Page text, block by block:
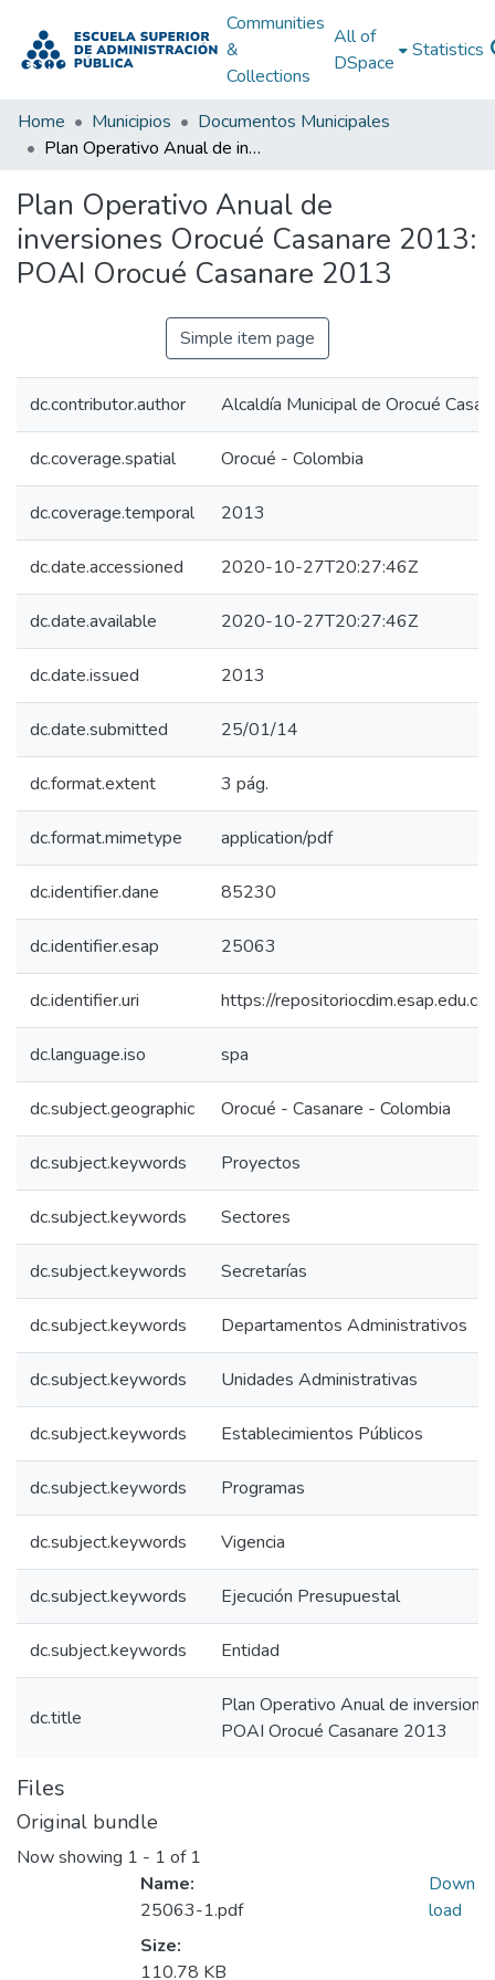
Communities
&
Collections
All of
DSpace
Statistics
Home Municipios
Documentos Municipales
Plan Operativo Anual de inversiones Orocué Casanare 2013: POAI Orocué Casanare 2013
Plan Operativo Anual de
inversiones Orocué Casanare 2013:
POAI Orocué Casanare 2013
Simple item page
dc.contributor.author Alcaldía Municipal de Orocué
dc.coverage.spatial Orocué - Colombia
dc.coverage.temporal 2013
dc.date.accessioned 2020-10-27T20:27:46Z
dc.date.available 2020-10-27T20:27:46Z
dc.date.issued 2013
dc.date.submitted 25/01/14
dc.format.extent 3 pág.
dc.format.mimetype application/pdf
dc.identifier.dane 85230
dc.identifier.esap 25063
dc.identifier.uri https://
dc.language.iso spa
dc.subject.geographic Orocué - Casanare - Colombia
dc.subject.keywords Proyectos
dc.subject.keywords Sectores
dc.subject.keywords Secretarías
dc.subject.keywords Departamentos Administrativos
dc.subject.keywords Unidades Administrativas
dc.subject.keywords Establecimientos Públicos
dc.subject.keywords Programas
dc.subject.keywords Vigencia
dc.subject.keywords Ejecución Presupuestal
dc.subject.keywords Entidad
dc.title
Plan Operativo Anual de
POAI Orocué Casanare 2013
Files
Original bundle
Now showing 1 - 1 of 1
Name:
25063-1.pdf
Size:
110.78 KB
Down
load